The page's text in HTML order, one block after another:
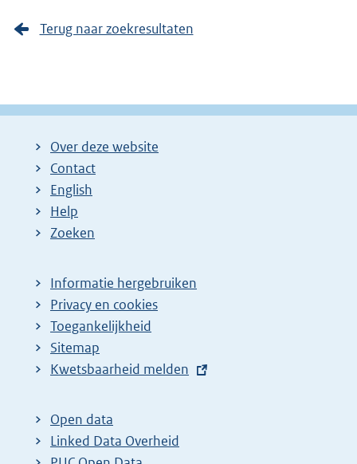
Terug naar zoekresultaten
Over deze website
Contact
English
Help
Zoeken
Informatie hergebruiken
Privacy en cookies
Toegankelijkheid
Sitemap
E
t
e
r
Kwetsbaarheid melden
Open data
Linked Data Overheid